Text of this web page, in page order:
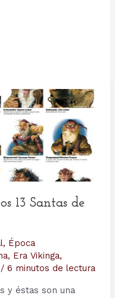
13 Santas de
, Época
, Era Vikinga,
/ 6 minutos de lectura
y éstas son una